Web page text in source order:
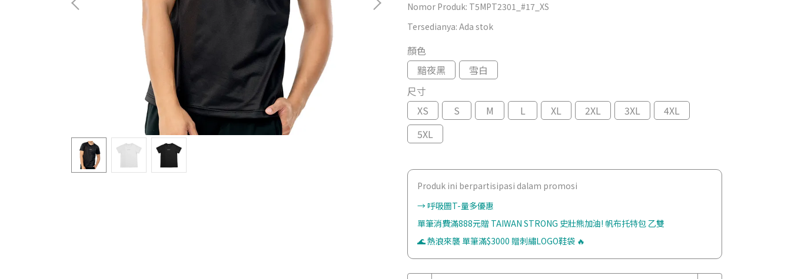
Nomor Produk: T5MPT2301_#17_XS
Tersedianya: Ada stok
顏色
黯夜黑
雪白
尺寸
XS
S M L XL 2XL 3XL
4XL
5XL
Produk ini berpartisipasi dalam promosi
→ 呼吸圖T-量多優惠
單筆消費滿888元贈 TAIWAN STRONG 史壯熊加油! 帆布托特包 乙雙
🌊 熱浪來襲 單筆滿$3000 贈刺繡LOGO鞋袋 🔥